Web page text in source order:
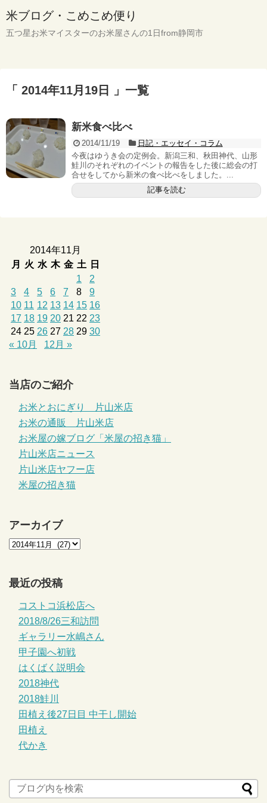
米ブログ・こめこめ便り
五つ星お米マイスターのお米屋さんの1日from静岡市
「 2014年11月19日 」一覧
新米食べ比べ
2014/11/19
日記・エッセイ・コラム
今夜はゆうき会の定例会。新潟三和、秋田神代、山形
鮭川のそれぞれのイベントの報告をした後に総会の打
合せをしてから新米の食べ比べをしました。...
記事を読む
2014年11月
月
火 水 木 金 土
日
1
2
3
4 5 6 7 8
9
10 11 12 13 14 15 16
17 18 19 20 21 22 23
24 25 26 27 28 29 30
« 10月
12月 »
当店のご紹介
お米とおにぎり 片山米店
お米の通販 片山米店
お米屋の嫁ブログ「米屋の招き猫」
片山米店ニュース
片山米店ヤフー店
米屋の招き猫
アーカイブ
最近の投稿
コストコ浜松店へ
2018/8/26三和訪問
ギャラリー水嶋さん
甲子園へ初戦
はくばく説明会
2018神代
2018鮭川
田植え後27日目 中干し開始
田植え
代かき